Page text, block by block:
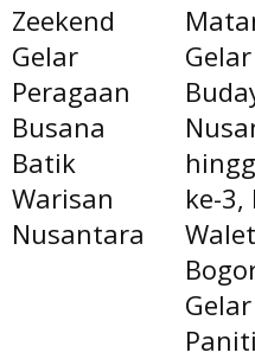
Zeekend
Gelar
Peragaan
Busana
Batik
Warisan
Nusantara
Gelar
ke-3,